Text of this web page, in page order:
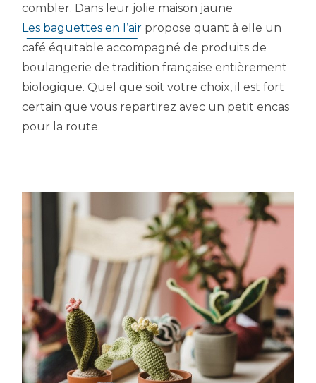
combler. Dans leur jolie maison jaune
Les baguettes en l’air propose quant à elle un
café équitable accompagné de produits de
boulangerie de tradition française entièrement
biologique. Quel que soit votre choix, il est fort
certain que vous repartirez avec un petit encas
pour la route.